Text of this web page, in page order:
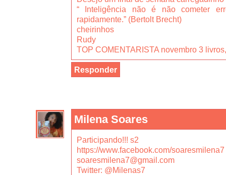
“ Inteligência não é não cometer
rapidamente.” (Bertolt Brecht)
cheirinhos
Rudy
TOP COMENTARISTA novembro 3
Responder
Milena Soares
Participando!!! s2
https://www.facebook.com/soaresmilena7
soaresmilena7@gmail.com
Twitter: @Milenas7